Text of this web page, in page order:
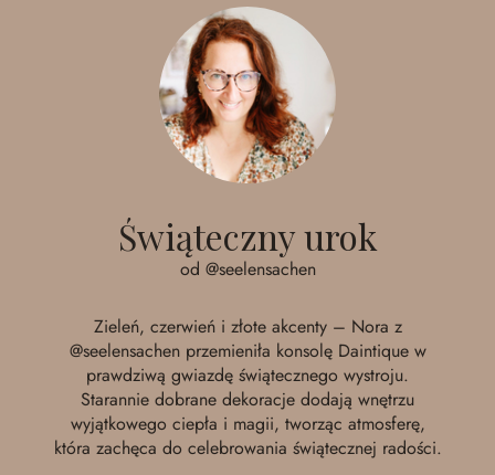
Świąteczny urok
od @seelensachen
Zieleń, czerwień i złote akcenty – Nora z
@seelensachenprzemieniła konsolę Daintique w
prawdziwą gwiazdę świątecznego wystroju.
Starannie dobrane dekoracje dodają wnętrzu
wyjątkowego ciepła i magii, tworząc atmosferę,
która zachęca do celebrowania świątecznej radości.